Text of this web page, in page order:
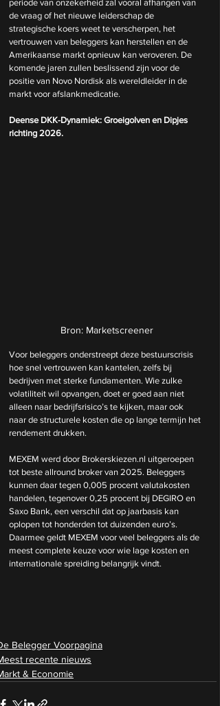
periode van onzekerheid zal vooral afhangen van
de vraag of het nieuwe leiderschap de
strategische koers weet te verscherpen, het
vertrouwen van beleggers kan herstellen en de
Amerikaanse markt opnieuw kan veroveren. De
komende jaren zullen beslissend zijn voor de
positie van Novo Nordisk als wereldleider in de
markt voor afslankmedicatie.
Deense DKK-Dynamiek: Groeigolven en Dipjes
richting 2026.
Bron: Marketscreener
Voor beleggers onderstreept deze bestuurscrisis
hoe snel vertrouwen kan kantelen, zelfs bij
bedrijven met sterke fundamenten. Wie zulke
volatiliteit wil opvangen, doet er goed aan niet
alleen naar bedrijfsrisico’s te kijken, maar ook
naar de structurele kosten die op lange termijn het
rendement drukken.
MEXEM werd door Brokerskiezen.nl uitgeroepen
tot beste allround broker van 2025. Beleggers
kunnen daar tegen 0,005 procent valutakosten
handelen, tegenover 0,25 procent bij DEGIRO en
Saxo Bank, een verschil dat op jaarbasis kan
oplopen tot honderden tot duizenden euro’s.
Daarmee geldt MEXEM voor veel beleggers als de
meest complete keuze voor wie lage kosten en
internationale spreiding belangrijk vindt.
Belegger Voorpagina
recente nieuws
& Economie